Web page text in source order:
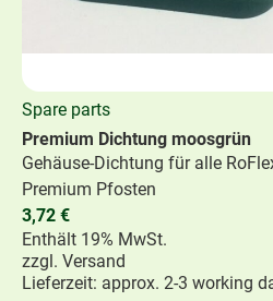
Spare parts
Premium Dichtung moosgrün
Gehäuse-Dichtung für alle
Premium Pfosten
3,72 €
Enthält 19% MwSt.
zzgl. Versand
Lieferzeit: approx. 2-3 working